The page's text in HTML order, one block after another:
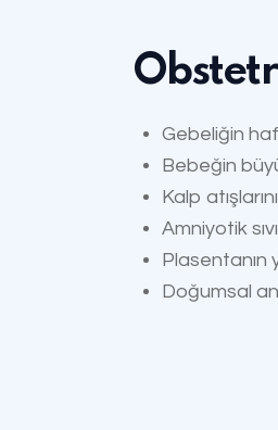
Gebeliğin
Bebeğin
Kalp
Amniyotik
Plasentanın
Doğumsal